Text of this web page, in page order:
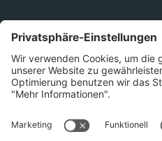
Datenschutz